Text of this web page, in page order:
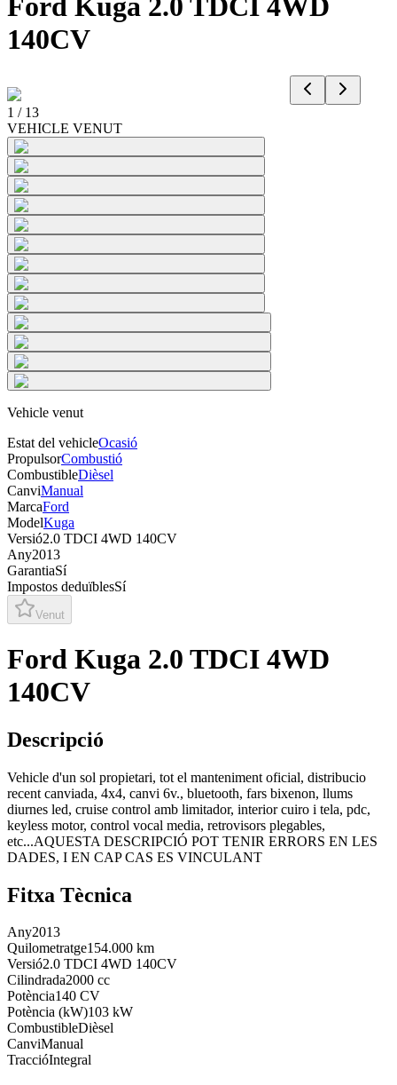
Ford Kuga 2.0 TDCI 4WD
140CV
1 / 13
VEHICLE VENUT
Vehicle venut
Estat del vehicleOcasió
PropulsorCombustió
CombustibleDièsel
CanviManual
MarcaFord
ModelKuga
Versió2.0 TDCI 4WD 140CV
Any2013
GarantiaSí
Impostos deduïblesSí
Venut
Ford Kuga 2.0 TDCI 4WD
140CV
Descripció
Vehicle d'un sol propietari, tot el manteniment oficial, distribucio
recent canviada, 4x4, canvi 6v., bluetooth, fars bixenon, llums
diurnes led, cruise control amb limitador, interior cuiro i tela, pdc,
keyless motor, control vocal media, retrovisors plegables,
etc...AQUESTA DESCRIPCIÓ POT TENIR ERRORS EN LES
DADES, I EN CAP CAS ES VINCULANT
Fitxa Tècnica
Any2013
Quilometratge154.000 km
Versió2.0 TDCI 4WD 140CV
Cilindrada2000 cc
Potència140 CV
Potència (kW)103 kW
CombustibleDièsel
CanviManual
TraccióIntegral